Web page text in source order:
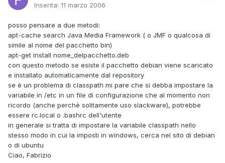
Inserita: 11 marzo 2006
posso pensare a due metodi:
apt-cache search Java Media Framework ( o JMF o qualcosa di
simile al nome del pacchetto bin)
apt-get install nome_delpacchetto.deb
con questo metodo se esiste il pacchetto debian viene scaricato
e installato automaticamente dal repository
se è un problema di classpath mi pare che si debba impostare la
variabile in /etc in un file di configurazione che al momento non
ricordo (anche perchè solitamente uso slackware), potrebbe
essere rc.local o .bashrc dell'utente
in generale si tratta di impostare la variabile classpath nello
stesso modo in cui la imposti in windows, cerca nel sito di debian
o di ubuntu
Ciao, Fabrizio